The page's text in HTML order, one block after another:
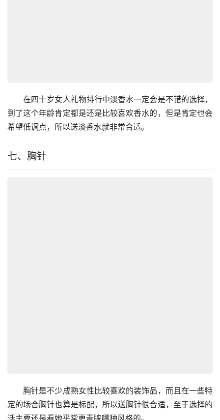
在四十岁女人礼物排行中淡香水一定会是不错的选择，
到了这个年龄肯定都是还是比较喜欢香水的，但是肯定也会
希望低调点，所以送淡香水就非常合适。
七、胸针
胸针是不少成熟女性比较喜欢的装饰品，而且在一些特
定的场合胸针也算是标配，所以送胸针很合适，至于选择的
话主要还是看她平常更青睐哪种风格的。